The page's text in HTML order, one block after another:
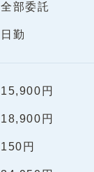
全部委託
日勤
15,900円
18,900円
150円